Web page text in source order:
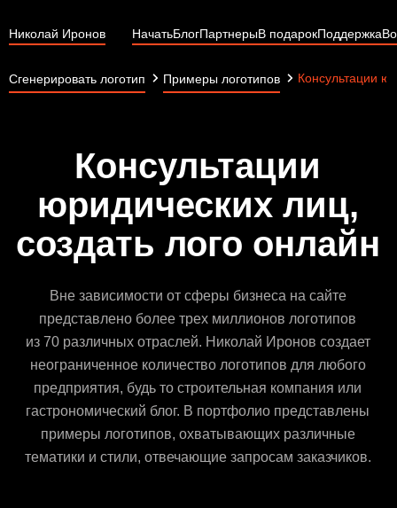
Николай Иронов НачатьБлогПартнерыВ подарокПоддержка
Сгенерировать логотип Примеры логотипов Консультации
Консультации
юридических лиц,
создать лого онлайн
Вне зависимости от сферы бизнеса на сайте
представлено более трех миллионов логотипов
из 70 различных отраслей. Николай Иронов создает
неограниченное количество логотипов для любого
предприятия, будь то строительная компания или
гастрономический блог. В портфолио представлены
примеры логотипов, охватывающих различные
тематики и стили, отвечающие запросам заказчиков.